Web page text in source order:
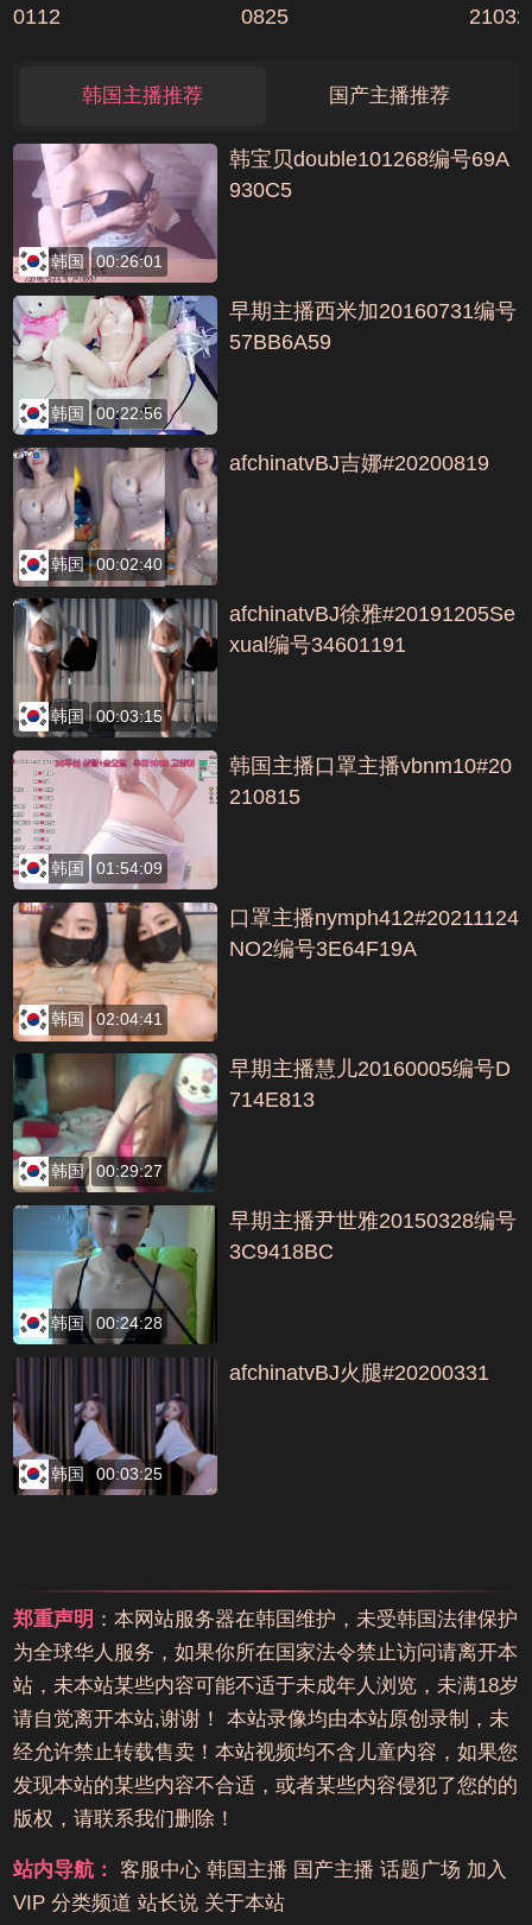
0112
0825
韩国主播推荐 国产主播推荐
韩国 00:26:01
韩宝贝double101268编号69A
930C5
韩国 00:22:56
早期主播西米加20160731编号
57BB6A59
韩国 00:02:40
afchinatvBJ吉娜#20200819
韩国 00:03:15
afchinatvBJ徐雅#20191205Se
xual编号34601191
韩国 01:54:09
韩国主播口罩主播vbnm10#20
210815
韩国 02:04:41
口罩主播nymph412#20211124
NO2编号3E64F19A
韩国 00:29:27
早期主播慧儿20160005编号D
714E813
韩国 00:24:28
早期主播尹世雅20150328编号
3C9418BC
韩国 00:03:25
afchinatvBJ火腿#20200331
郑重声明 ：本网站服务器在韩国维护，未受韩国法律保护
为全球华人服务，如果你所在国家法令禁止访问请离开本
站，未本站某些内容可能不适于未成年人浏览，未满18岁
请自觉离开本站,谢谢！ 本站录像均由本站原创录制，未
经允许禁止转载售卖！本站视频均不含儿童内容，如果您
发现本站的某些内容不合适，或者某些内容侵犯了您的的
版权，请联系我们删除！
站内导航： 客服中心 韩国主播 国产主播 话题广场 加入
VIP 分类频道 站长说 关于本站